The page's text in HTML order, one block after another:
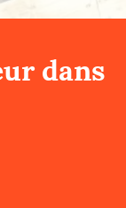
dans